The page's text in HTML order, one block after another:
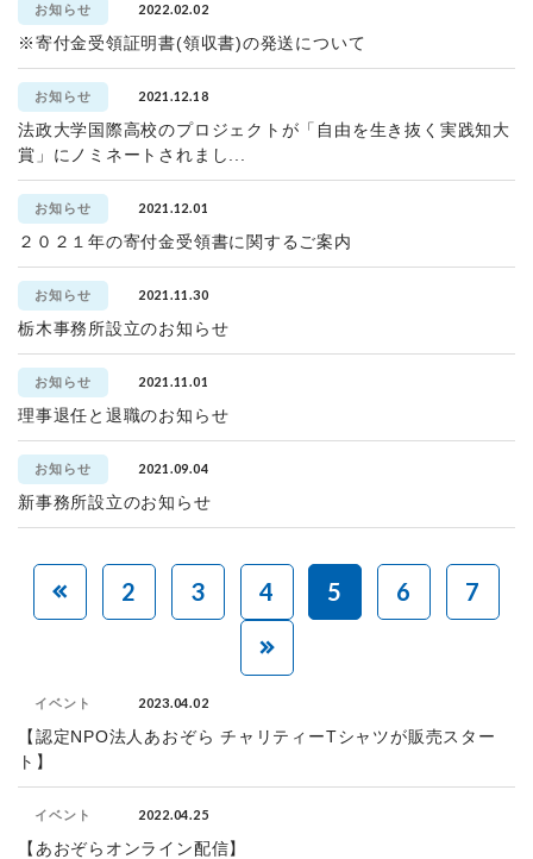
お知らせ 2022.02.02
※寄付金受領証明書(領収書)の発送について
お知らせ 2021.12.18
法政大学国際高校のプロジェクトが「自由を生き抜く実践知大
賞」にノミネートされまし...
お知らせ 2021.12.01
２０２１年の寄付金受領書に関するご案内
お知らせ 2021.11.30
栃木事務所設立のお知らせ
お知らせ 2021.11.01
理事退任と退職のお知らせ
お知らせ 2021.09.04
新事務所設立のお知らせ
2 3 4 5 6 7
イベント 2023.04.02
【認定NPO法人あおぞら チャリティーTシャツが販売スター
ト】
イベント 2022.04.25
【あおぞらオンライン配信】